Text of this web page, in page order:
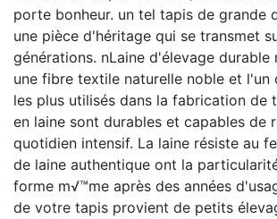
porte bonheur. un tel tapis de grande
une pièce d'héritage qui se transmet
générations. nLaine d'élevage durable
une fibre textile naturelle noble et l'un
les plus utilisés dans la fabrication de
en laine sont durables et capables de
quotidien intensif. La laine résiste au
de laine authentique ont la
forme m√™me après des années
de votre tapis provient de petits